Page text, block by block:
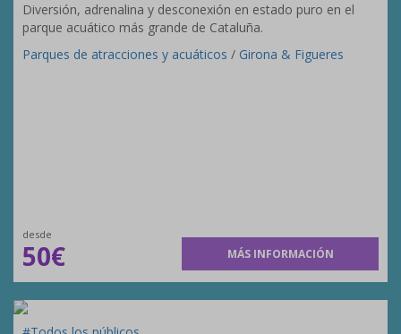
Diversión, adrenalina y desconexión en estado puro en el
parque acuático más grande de Cataluña.
Parques de atracciones y acuáticos / Girona & Figueres
desde
50€ MÁS INFORMACIÓN